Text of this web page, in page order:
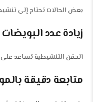
بعض الحالات تحتاج إلى
زيادة عدد البويضات
الحقن التنشيطية تساعد
متابعة دقيقة